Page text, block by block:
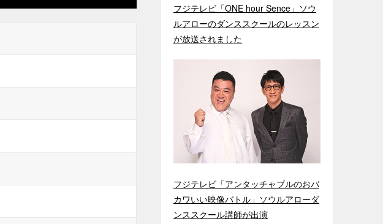
フジテレビ「ONE hour Sence」ソウ
ルアローのダンススクールのレッスン
が放送されました
フジテレビ「アンタッチャブルのおバ
カワいい映像バトル」ソウルアローダ
ンススクール講師が出演